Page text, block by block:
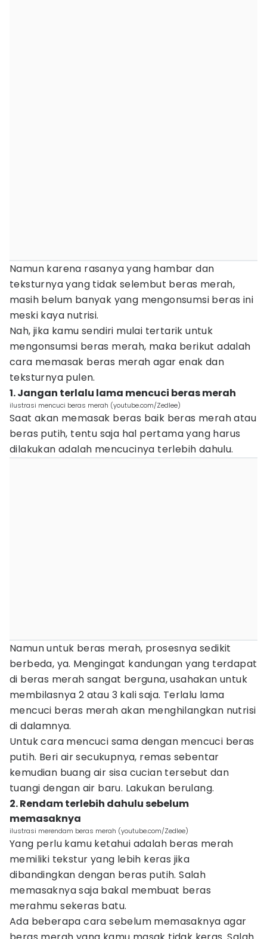
Namun karena rasanya yang hambar dan
teksturnya yang tidak selembut beras merah,
masih belum banyak yang mengonsumsi beras ini
meski kaya nutrisi.
Nah, jika kamu sendiri mulai tertarik untuk
mengonsumsi beras merah, maka berikut adalah
cara memasak beras merah agar enak dan
teksturnya pulen.
1. Jangan terlalu lama mencuci beras merah
ilustrasi mencuci beras merah (youtube.com/Zedlee)
Saat akan memasak beras baik beras merah atau
beras putih, tentu saja hal pertama yang harus
dilakukan adalah mencucinya terlebih dahulu.
Namun untuk beras merah, prosesnya sedikit
berbeda, ya. Mengingat kandungan yang terdapat
di beras merah sangat berguna, usahakan untuk
membilasnya 2 atau 3 kali saja. Terlalu lama
mencuci beras merah akan menghilangkan nutrisi
di dalamnya.
Untuk cara mencuci sama dengan mencuci beras
putih. Beri air secukupnya, remas sebentar
kemudian buang air sisa cucian tersebut dan
tuangi dengan air baru. Lakukan berulang.
2. Rendam terlebih dahulu sebelum
memasaknya
ilustrasi merendam beras merah (youtube.com/Zedlee)
Yang perlu kamu ketahui adalah beras merah
memiliki tekstur yang lebih keras jika
dibandingkan dengan beras putih. Salah
memasaknya saja bakal membuat beras
merahmu sekeras batu.
Ada beberapa cara sebelum memasaknya agar